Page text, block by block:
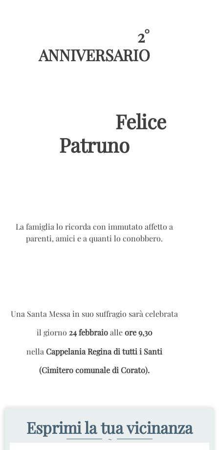
2°
ANNIVERSARIO
Felice
Patruno
La famiglia lo ricorda con immutato affetto a
parenti, amici e a quanti lo conobbero.
Una Santa Messa in suo suffragio sarà celebrata
il giorno 24 febbraioalleore 9,30
nella Cappelania Regina di tutti i Santi
(Cimitero comunale di Corato).
Esprimi la tua vicinanza
~